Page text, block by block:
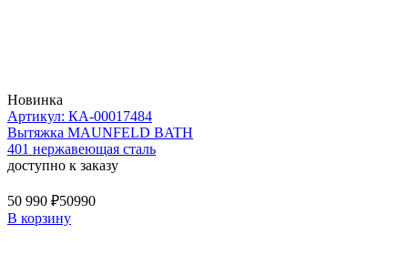
Новинка
Артикул: КА-00017484
Вытяжка MAUNFELD BATH
401 нержавеющая сталь
доступно к заказу
50 990 ₽50990
В корзину